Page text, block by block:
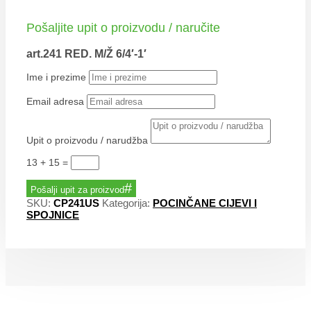
Pošaljite upit o proizvodu / naručite
art.241 RED. M/Ž 6/4′-1′
Ime i prezime
Email adresa
Upit o proizvodu / narudžba
13 + 15 =
Pošalji upit za proizvod
SKU: CP241US Kategorija: POCINČANE CIJEVI I
SPOJNICE